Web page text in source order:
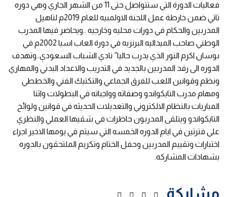
فعاليات الدورة التي ستتواصل حتى 11 من الشهر الجاري وهي دوره
تاتي ضمن خارطة عمل اللجنة الاولمبيه للعام 2019م لتاهيل
المدربين والحكام في دورات محليه وخارجيه ..ويحاضر فيها المدرب
الوطني صاحب الميداليه البرنزيه في دورة العاب اسيا 2002م في
بوسان اكرم النور الذي يدرب حاليا” نادي الشباب السعودي..وتهدف
الدوره الى رفد المدربين بالجديد في التدريب والاعداد البدني والمهاري
ونظم وقوانين اللعب للفرق الجماعي والتكتيك الفني والخططي
ومهام مدرب التايكواندو وصفاته وواجباته في البطولات واثنا
المباريات بالنظام الالكتروني والتعديلات الحديثه في قوانين ولوائح
التايكواندو ويتلقى المدربون حاظرات في شقيها العملي والنظري
علي فترتين في ايام الدوره الخمسه التي سيتم في يومها الاخير اجراء
اختبارات وتقييم المدربين وحفل الختام وتكريم الملتحقون بالدوره
بشهادات المشاركه.
مشاركة